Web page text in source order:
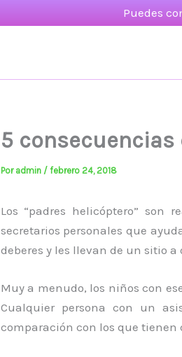
Puedes
5
Por admin / febrero 24, 2018
Los “padres helicóptero”
secretarios personales que
deberes y les llevan de un sitio
Muy a menudo, los niños con
Cualquier persona con un
comparación con los que tienen